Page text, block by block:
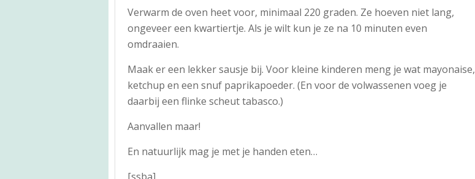
Verwarm de oven heet voor, minimaal 220 graden. Ze hoeven niet lang,
ongeveer een kwartiertje. Als je wilt kun je ze na 10 minuten even
omdraaien.
Maak er een lekker sausje bij. Voor kleine kinderen meng je wat mayonaise,
ketchup en een snuf paprikapoeder. (En voor de volwassenen voeg je
daarbij een flinke scheut tabasco.)
Aanvallen maar!
En natuurlijk mag je met je handen eten…